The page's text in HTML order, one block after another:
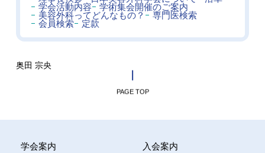
学会活動内容
学術集会開催のご案内
美容外科ってどんなもの？
専門医検索
会員検索
定款
奥田 宗央
PAGE TOP
学会案内 入会案内